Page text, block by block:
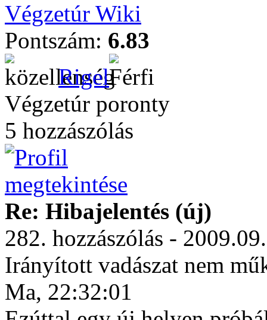
Végzetúr Wiki
Pontszám: 6.83
Rigel
Végzetúr poronty
5 hozzászólás
Re: Hibajelentés (új)
282. hozzászólás -
Irányított vadászat nem
Ma, 22:32:01